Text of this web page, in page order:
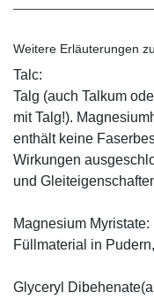
Weitere Erläuterungen
Talc:
Talg (auch Talkum
mit Talg!).
enthält keine
Wirkungen
und
Magnesium Myristate:
Füllmaterial in
Glyceryl